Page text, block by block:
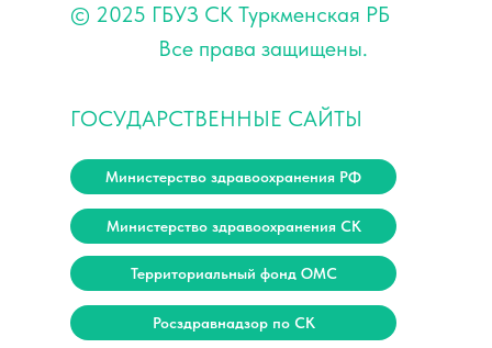
© 2025 ГБУЗ СК Туркменская РБ
Все права защищены.
Министерство здравоохранения РФ
Министерство здравоохранения СК
Территориальный фонд ОМС
Росздравнадзор по СК
ГОСУДАРСТВЕННЫЕ САЙТЫ